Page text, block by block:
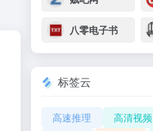
八零电子书
标签云
高速推理 高清视频